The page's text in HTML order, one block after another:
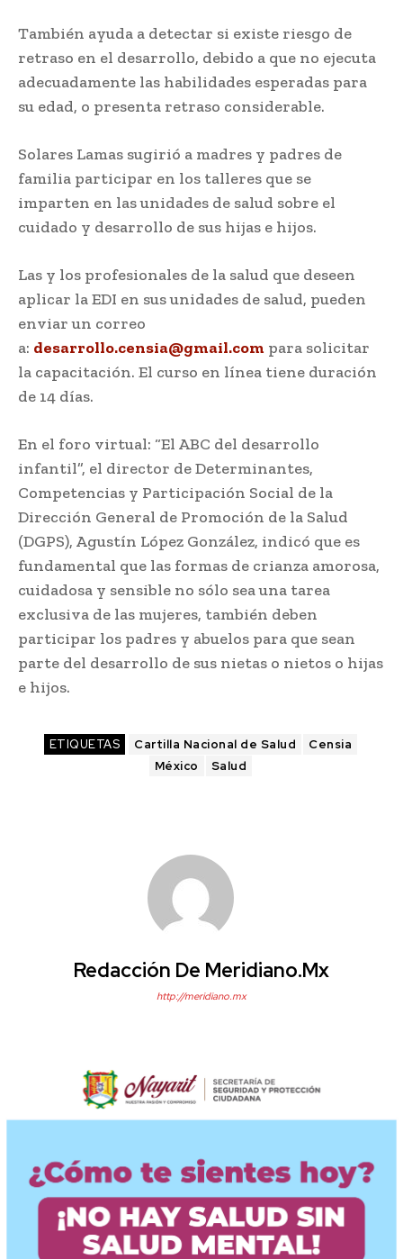
También ayuda a detectar si existe riesgo de
retraso en el desarrollo, debido a que no ejecuta
adecuadamente las habilidades esperadas para
su edad, o presenta retraso considerable.
Solares Lamas sugirió a madres y padres de
familia participar en los talleres que se
imparten en las unidades de salud sobre el
cuidado y desarrollo de sus hijas e hijos.
Las y los profesionales de la salud que deseen
aplicar la EDI en sus unidades de salud, pueden
enviar un correo
a: desarrollo.censia@gmail.com para solicitar
la capacitación. El curso en línea tiene duración
de 14 días.
En el foro virtual: “El ABC del desarrollo
infantil”, el director de Determinantes,
Competencias y Participación Social de la
Dirección General de Promoción de la Salud
(DGPS), Agustín López González, indicó que es
fundamental que las formas de crianza amorosa,
cuidadosa y sensible no sólo sea una tarea
exclusiva de las mujeres, también deben
participar los padres y abuelos para que sean
parte del desarrollo de sus nietas o nietos o hijas
e hijos.
ETIQUETAS Cartilla Nacional de Salud
Censia
México
Salud
Redacción De Meridiano.mx
http://meridiano.mx